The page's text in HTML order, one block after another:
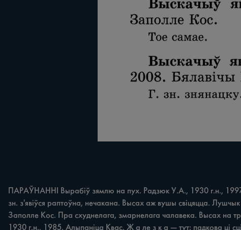
ПАРАЎНАННІ Вырабіў зямлю на пух. Радзюк У.А., 1930 г.н.,
зн. з'явіўся раптоўна, нечакана. Высах аж вушы свіцяцца.
Заполле Кос. Пра схуднелага, змарнелага чалавека. Высах на
1930 г.н., 1985. Алыпаніца Квас. Ж а ле з к а — тут: падкова ці